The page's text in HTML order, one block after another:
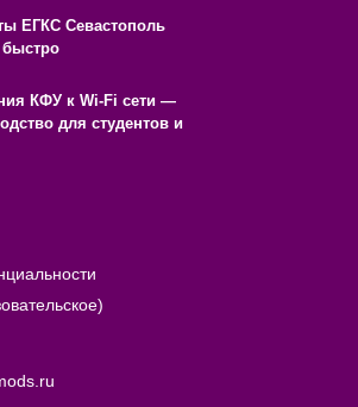
ЕГКС Севастополь
КФУ к Wi-Fi сети —
для студентов и